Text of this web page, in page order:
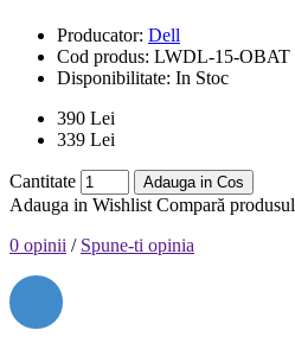
Producator: Dell
Cod produs: LWDL-15-OBAT
Disponibilitate: In Stoc
390 Lei
339 Lei
Cantitate Adauga in Cos
Adauga in Wishlist Compară produsul
0 opinii / Spune-ti opinia